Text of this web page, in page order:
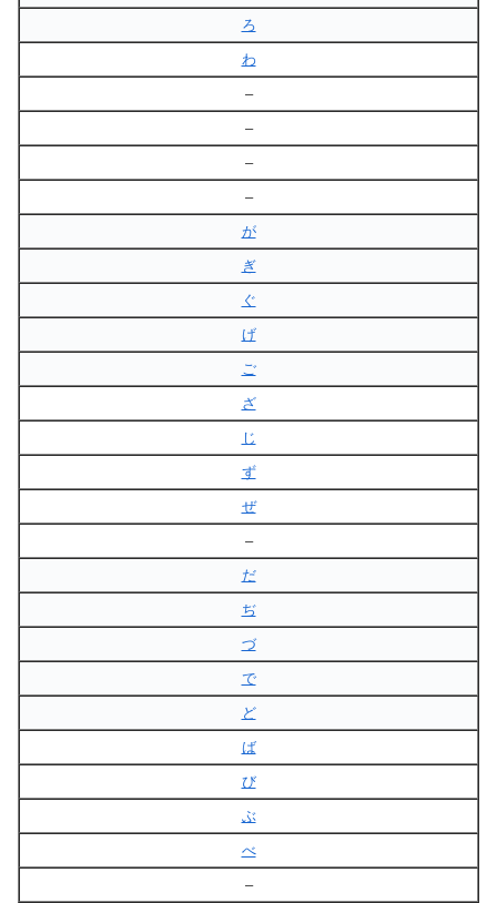
ろ
わ
–
–
–
–
が
ぎ
ぐ
げ
ご
ざ
じ
ず
ぜ
–
だ
ぢ
づ
で
ど
ば
び
ぶ
べ
–